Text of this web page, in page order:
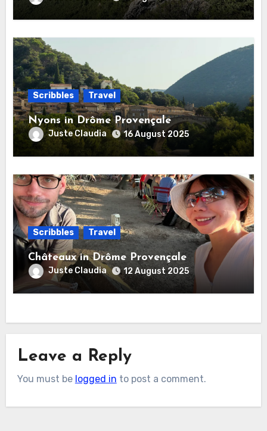
Scribbles Travel
Nyons in Drôme Provençale
Juste Claudia 16 August 2025
Scribbles Travel
Châteaux in Drôme Provençale
Juste Claudia 12 August 2025
Leave a Reply
You must be logged in to post a comment.